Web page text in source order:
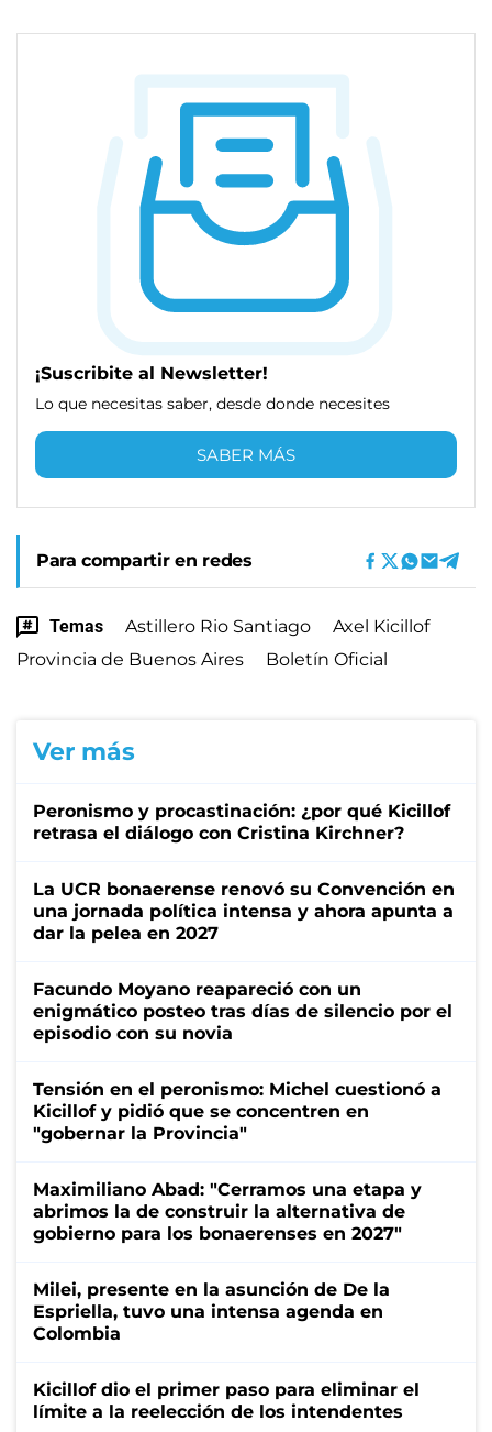
¡Suscribite al Newsletter!
Lo que necesitas saber, desde donde necesites
SABER MÁS
Para compartir en redes
Temas Astillero Rio Santiago
Axel Kicillof
Provincia de Buenos Aires
Boletín Oficial
Ver más
Peronismo y procastinación: ¿por qué Kicillof
retrasa el diálogo con Cristina Kirchner?
La UCR bonaerense renovó su Convención en
una jornada política intensa y ahora apunta a
dar la pelea en 2027
Facundo Moyano reapareció con un
enigmático posteo tras días de silencio por el
episodio con su novia
Tensión en el peronismo: Michel cuestionó a
Kicillof y pidió que se concentren en
"gobernar la Provincia"
Maximiliano Abad: "Cerramos una etapa y
abrimos la de construir la alternativa de
gobierno para los bonaerenses en 2027"
Milei, presente en la asunción de De la
Espriella, tuvo una intensa agenda en
Colombia
Kicillof dio el primer paso para eliminar el
límite a la reelección de los intendentes